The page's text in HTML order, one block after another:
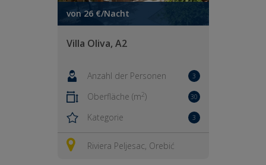
von 26 €/Nacht
Villa Oliva, A2
Anzahl der Personen 3
Oberfläche (m2) 30
Kategorie 3
Riviera Peljesac, Orebić